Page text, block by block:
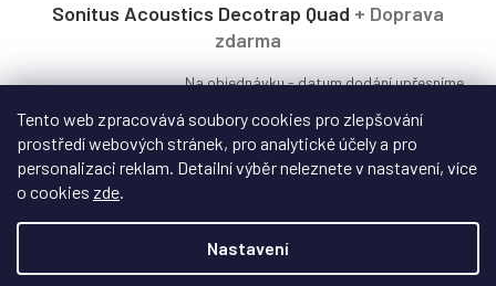
Tento web zpracovává soubory cookies pro zlepšování
prostředí webových stránek, pro analytické účely a pro
personalizaci reklam. Detailní výběr neleznete v nastavení, více
o cookies zde
Nastavení
Sonitus Acoustics Decotrap Quad + Doprava
zdarma
Na objednávku - datum dodání upřesníme
od5 890 Kč
Polouzavřený Bass Trap, nízkofrekvenční absorpční panel
pro regulaci průběhu nízkých...